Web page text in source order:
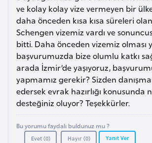
e
m
l
e
r
i
ve kolay kolay vize vermeyen bir
daha önceden kısa kısa süreleri
Schengen vizemiz vardı ve
bitti. Daha önceden vizemiz olması
başvurumuzda bize olumlu katkı
arada İzmir’de yaşıyoruz,
yapmamız gerekir? Sizden
edersek evrak hazırlığı konusunda
desteğiniz oluyor? Teşekkürler.
Bu yorumu faydalı buldunuz mu ?
Evet (0) Hayır (0) Yanıt Ver
y
a
A
z
e
r
b
y